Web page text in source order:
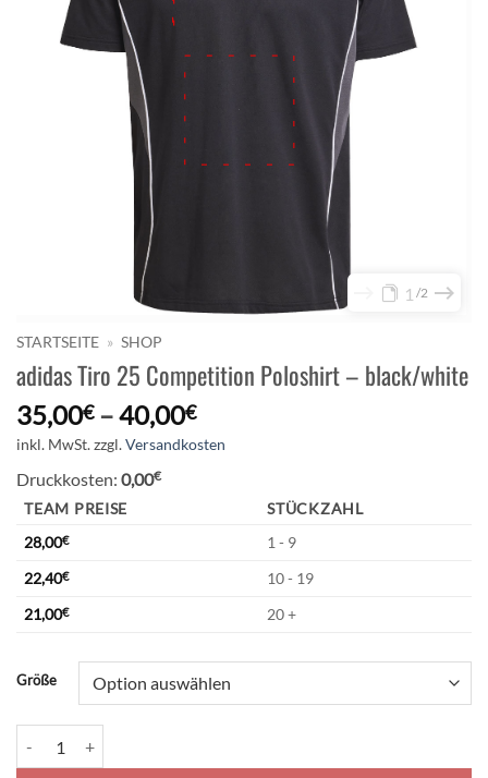
1 2
STARTSEITE » SHOP
adidas Tiro 25 Competition Poloshirt – black/white
35,00€–40,00€
inkl. MwSt.zzgl.Versandkosten
Druckkosten: 0,00€
TEAM PREISE
STÜCKZAHL
28,00€
1 - 9
22,40€
10 - 19
21,00€ 20 +
Größe
Alternative: